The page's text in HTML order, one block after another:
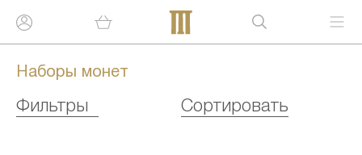
Наборы монет
Фильтры Сортировать